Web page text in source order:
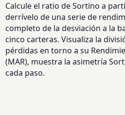
Calcule el ratio de Sortino a
derrívelo de una serie de
completo de la desviación a la
cinco carteras. Visualiza la
pérdidas en torno a su
(MAR), muestra la asimetría
cada paso.